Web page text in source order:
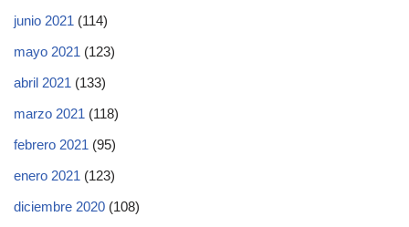
junio 2021 (114)
mayo 2021 (123)
abril 2021 (133)
marzo 2021 (118)
febrero 2021 (95)
enero 2021 (123)
diciembre 2020 (108)